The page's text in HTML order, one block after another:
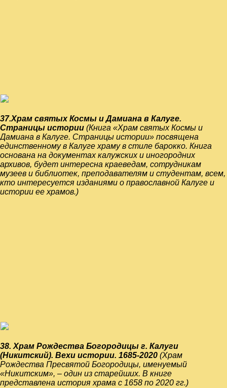
37.Храм святых Космы и Дамиана в Калуге.
Страницы истории (Книга «Храм святых Космы и
Дамиана в Калуге. Страницы истории» посвящена
единственному в Калуге храму в стиле барокко. Книга
основана на документах калужских и иногородних
архивов, будет интересна краеведам, сотрудникам
музеев и библиотек, преподавателям и студентам, всем,
кто интересуется изданиями о православной Калуге и
истории ее храмов.)
38. Храм Рождества Богородицы г. Калуги
(Никитский). Вехи истории. 1685-2020 (Храм
Рождества Пресвятой Богородицы, именуемый
«Никитским», – один из старейших. В книге
представлена история храма с 1658 по 2020 гг.)